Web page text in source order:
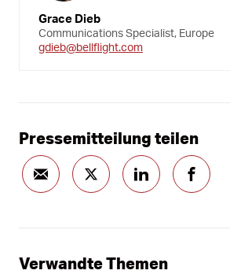
Grace Dieb
Communications Specialist, Europe
gdieb@bellflight.com
Pressemitteilung teilen
Verwandte Themen